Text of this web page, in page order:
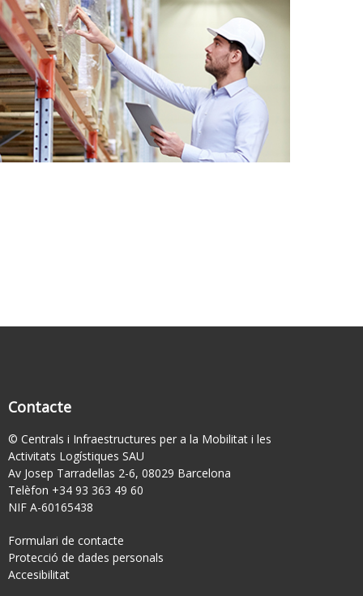
Contacte
© Centrals i Infraestructures per a la Mobilitat i les
Activitats Logístiques SAU
Av Josep Tarradellas 2-6, 08029 Barcelona
Telèfon +34 93 363 49 60
NIF A-60165438
Formulari de contacte
Protecció de dades personals
Accesibilitat